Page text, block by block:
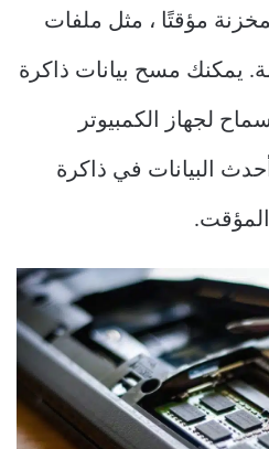
مؤقتًا ، مثل ملفات
يمكنك مسح بيانات ذاكرة
لجهاز الكمبيوتر
البيانات في ذاكرة